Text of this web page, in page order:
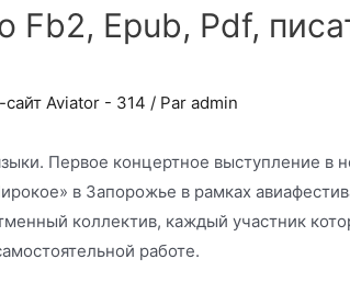
Fb2, Epub, Pdf,
Aviator - 314 / Paradmin
Первое концертное выступление в
в Запорожье в рамках
коллектив, каждый участник
работе.